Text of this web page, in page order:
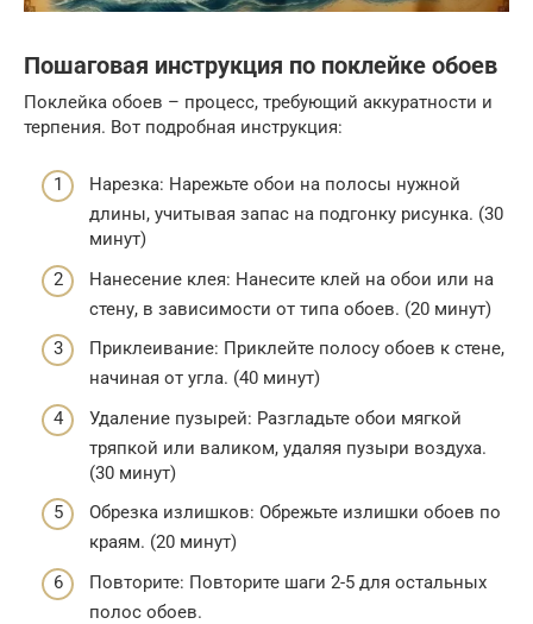
Пошаговая инструкция по поклейке обоев
Поклейка обоев – процесс, требующий аккуратности и
терпения. Вот подробная инструкция:
Нарезка: Нарежьте обои на полосы нужной
длины, учитывая запас на подгонку рисунка. (30
минут)
Нанесение клея: Нанесите клей на обои или на
стену, в зависимости от типа обоев. (20 минут)
Приклеивание: Приклейте полосу обоев к стене,
начиная от угла. (40 минут)
Удаление пузырей: Разгладьте обои мягкой
тряпкой или валиком, удаляя пузыри воздуха.
(30 минут)
Обрезка излишков: Обрежьте излишки обоев по
краям. (20 минут)
Повторите: Повторите шаги 2-5 для остальных
полос обоев.